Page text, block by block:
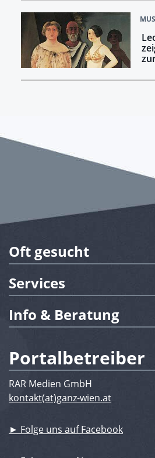
Oft gesucht
Services
Info & Beratung
Portalbetreiber
RAR Medien GmbH
kontakt(at)ganz-wien.at
► Folge uns auf Facebook